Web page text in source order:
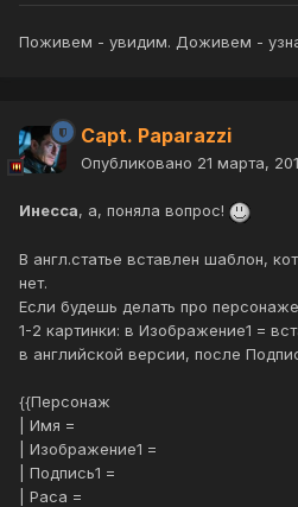
Поживем - увидим. Доживем -
Capt. Paparazzi
Опубликовано 21 марта,
Инесса, а, поняла вопрос!
В англ.статье вставлен шаблон,
нет.
Если будешь делать про
1-2 картинки: в Изображение1 =
в английской версии, после
{{Персонаж
| Имя =
| Изображение1 =
| Подпись1 =
| Раса =